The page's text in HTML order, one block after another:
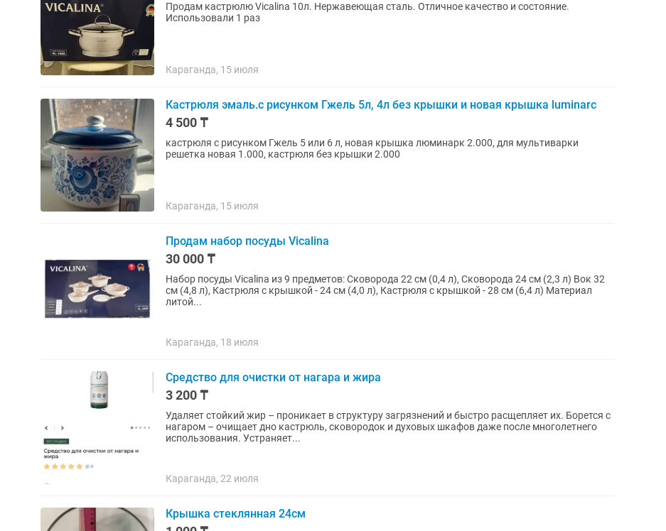
Продам кастрюлю Vicalina 10л. Нержавеющая сталь. Отличное качество и состояние.
Использовали 1 раз
Караганда, 15 июля
Кастрюля эмаль.с рисунком Гжель 5л, 4л без крышки и новая крышка luminarc
4 500 ₸
кастрюля с рисунком Гжель 5 или 6 л, новая крышка люминарк 2.000, для мультиварки
решетка новая 1.000, кастрюля без крышки 2.000
Караганда, 15 июля
Продам набор посуды Vicalina
30 000 ₸
Набор посуды Vicalina из 9 предметов: Сковорода 22 см (0,4 л), Сковорода 24 см (2,3 л) Вок 32
см (4,8 л), Кастрюля с крышкой - 24 см (4,0 л), Кастрюля с крышкой - 28 см (6,4 л) Материал
литой...
Караганда, 18 июля
Средство для очистки от нагара и жира
3 200 ₸
Удаляет стойкий жир – проникает в структуру загрязнений и быстро расщепляет их. Борется с
нагаром – очищает дно кастрюль, сковородок и духовых шкафов даже после многолетнего
использования. Устраняет...
Караганда, 22 июля
Крышка стеклянная 24см